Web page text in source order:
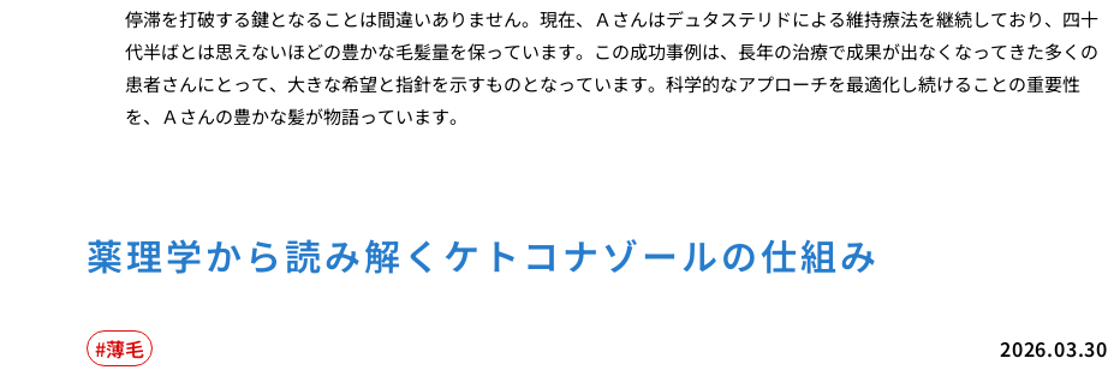
停滞を打破する鍵となることは間違いありません。現在、Ａさんはデュタステリドによる維持療法を継続しており、四十
代半ばとは思えないほどの豊かな毛髪量を保っています。この成功事例は、長年の治療で成果が出なくなってきた多くの
患者さんにとって、大きな希望と指針を示すものとなっています。科学的なアプローチを最適化し続けることの重要性
を、Ａさんの豊かな髪が物語っています。
薬理学から読み解くケトコナゾールの仕組み
2026.03.30
薄毛